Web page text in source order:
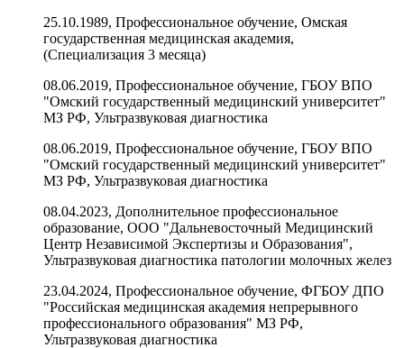
25.10.1989, Профессиональное обучение, Омская
государственная медицинская академия,
(Специализация 3 месяца)
08.06.2019, Профессиональное обучение, ГБОУ ВПО
"Омский государственный медицинский университет"
МЗ РФ, Ультразвуковая диагностика
08.06.2019, Профессиональное обучение, ГБОУ ВПО
"Омский государственный медицинский университет"
МЗ РФ, Ультразвуковая диагностика
08.04.2023, Дополнительное профессиональное
образование, ООО "Дальневосточный Медицинский
Центр Независимой Экспертизы и Образования",
Ультразвуковая диагностика патологии молочных желез
23.04.2024, Профессиональное обучение, ФГБОУ ДПО
"Российская медицинская академия непрерывного
профессионального образования" МЗ РФ,
Ультразвуковая диагностика